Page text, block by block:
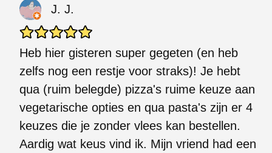
J. J.
Heb hier gisteren super gegeten (en heb
zelfs nog een restje voor straks)! Je hebt
qua (ruim belegde) pizza's ruime keuze aan
vegetarische opties en qua pasta's zijn er 4
keuzes die je zonder vlees kan bestellen.
Aardig wat keus vind ik. Mijn vriend had een